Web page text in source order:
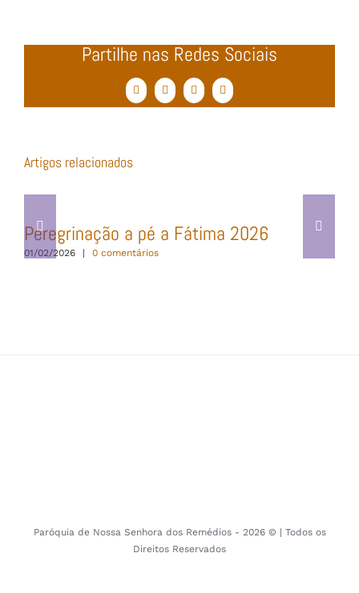
Partilhe nas Redes Sociais
FacebookTwitterWhatsApp
Email
(necessário
Artigos relacionados
Peregrinação a pé a Fátima 2026
01/02/2026 | 0 comentários
Paróquia de Nossa Senhora dos Remédios - 2026 © | Todos os
Direitos Reservados